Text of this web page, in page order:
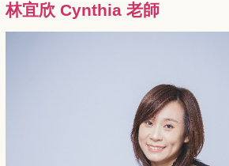
林宜欣 Cynthia 老師